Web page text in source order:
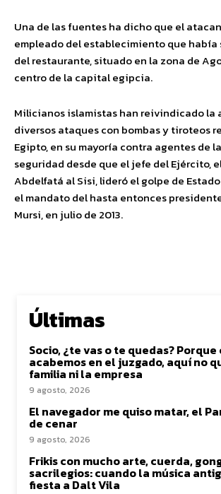
Una de las fuentes ha dicho que el
empleado del establecimiento que
del restaurante, situado en la zona de
centro de la capital egipcia.
Milicianos islamistas han reivindicado la
diversos ataques con bombas y tiroteos
Egipto, en su mayoría contra agentes de
seguridad desde que el jefe del Ejército,
Abdelfatá al Sisi, lideró el golpe de
el mandato del hasta entonces
Mursi, en julio de 2013.
Últimas
Socio, ¿te vas o te quedas? Porque
acabemos en el juzgado, aquí no
familia ni la empresa
9 agosto, 2026
El navegador me quiso matar, el
de cenar
9 agosto, 2026
Frikis con mucho arte, cuerda,
sacrilegios: cuando la música
fiesta a Dalt Vila